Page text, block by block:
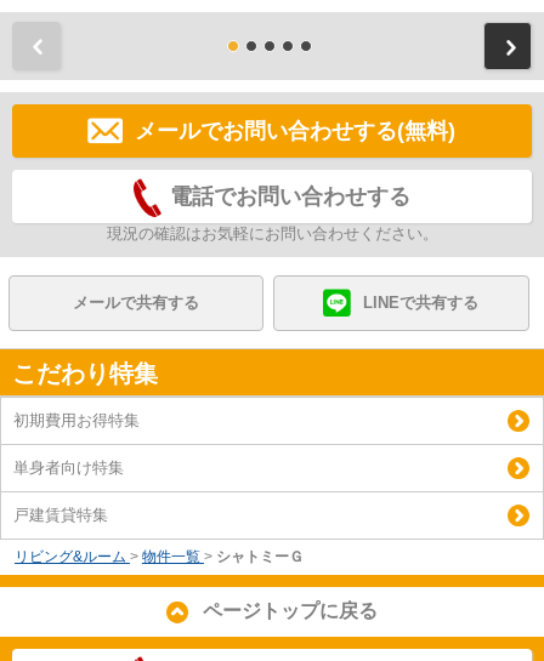
メールでお問い合わせする(無料)
電話でお問い合わせする
現況の確認はお気軽にお問い合わせください。
メールで共有する LINEで共有する
こだわり特集
初期費用お得特集
単身者向け特集
戸建賃貸特集
リビング&ルーム > 物件一覧 > シャトミーＧ
ページトップに戻る